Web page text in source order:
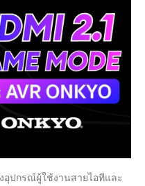
AVR
ONKYO
อุปกรณ์ผู้ใช้งานสายไอทีและ